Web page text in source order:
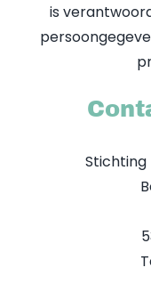
is
Stichting